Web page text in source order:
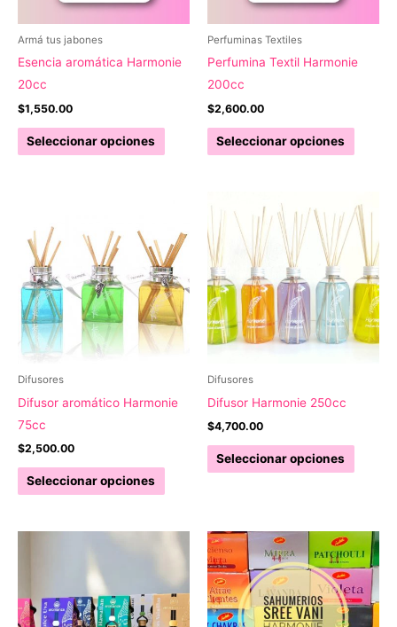
Armá tus jabones
Esencia aromática Harmonie
20cc
$1,550.00
Seleccionar opciones
Este
producto
variantes.
Las
opciones
se
pueden
elegir
página
producto
Perfuminas Textiles
Perfumina Textil Harmonie
200cc
$2,600.00
Seleccionar opciones
Este
Las
se
pueden
elegir
Difusores
Difusor aromático Harmonie
75cc
$2,500.00
Seleccionar opciones
Este
producto
múltiples
variantes.
Las
opciones
Difusores
Difusor Harmonie 250cc
$4,700.00
Seleccionar opciones
Este
Las
se